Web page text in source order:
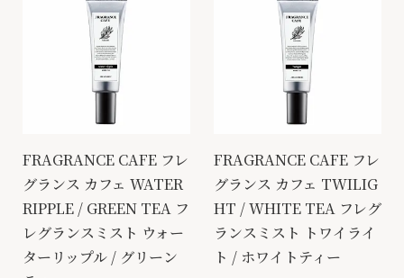
FRAGRANCE CAFE フレ
グランス カフェ WATER
RIPPLE / GREEN TEA フ
レグランスミスト ウォー
ターリップル / グリーン
FRAGRANCE CAFE フレ
グランス カフェ TWILIG
HT / WHITE TEA フレグ
ランスミスト トワイライ
ト / ホワイトティー